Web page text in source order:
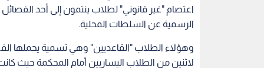
اعتصام "غير قانوني" لطلاب ينتمون إلى أحد الفصائل
الرسمية عن السلطات المحلية.
وهؤلاء الطلاب "القاعديين" وهي تسمية يحملها
لاثنين من الطلاب اليساريين أمام المحكمة حيث